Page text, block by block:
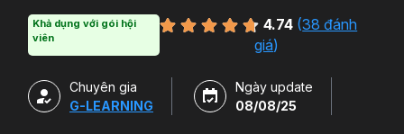
nghiệp, văn bản hành chính, báo cáo chuyên môn.
Khả dụng với gói hội
viên
4.74 (38 đánh
giá)
Chuyên gia
G-LEARNING
Ngày update
08/08/25